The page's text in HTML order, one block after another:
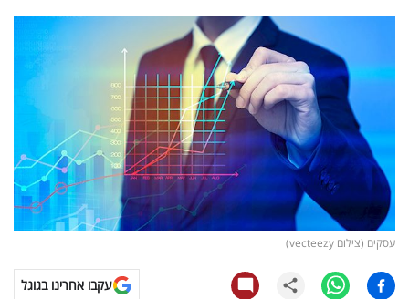
ומחקרים
דעות
רכילות
עסקית
קריפטו
ויראלי
עסקים (צילום vecteezy)
עקבו אחרינו בגוגל